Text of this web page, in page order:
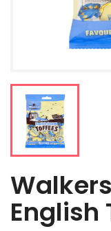
English